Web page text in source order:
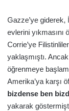
Gazze’ye giderek,
evlerini
Corrie’ye
yaklaşmıştı.
öğrenmeye
Amerika’ya karşı
bizdense ben
yakarak